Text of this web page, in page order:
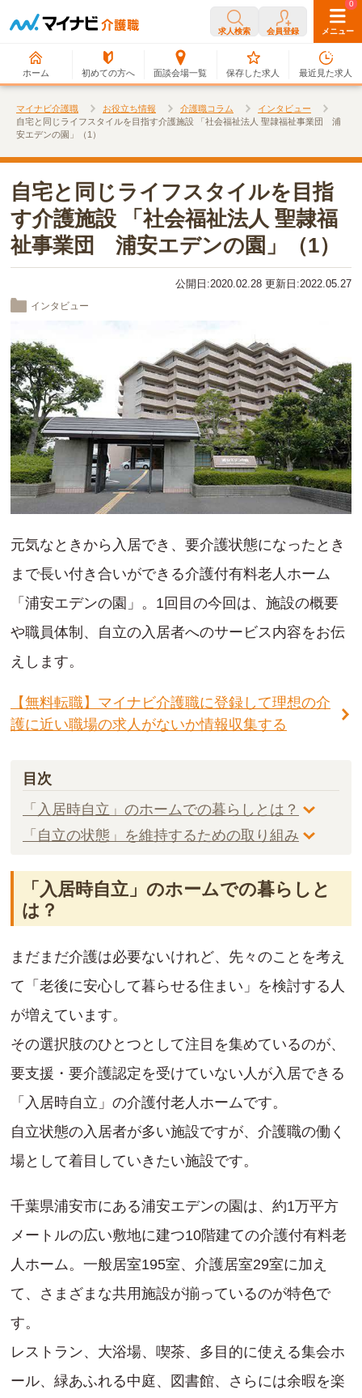
求人検索 会員登録 メニュー
ホーム 初めての方へ 面談会場一覧
0
保存した求人
0
最近見た求人
マイナビ介護職 お役立ち情報 介護職コラム
インタビュー
自宅と同じライフスタイルを目指す介護施設 「社会福祉法人 聖隷福祉事業団 浦
安エデンの園」（1）
自宅と同じライフスタイルを目指
す介護施設 「社会福祉法人 聖隷福
祉事業団 浦安エデンの園」（1）
公開日:2020.02.28 更新日:2022.05.27
インタビュー
元気なときから入居でき、要介護状態になったとき
まで長い付き合いができる介護付有料老人ホーム
「浦安エデンの園」。1回目の今回は、施設の概要
や職員体制、自立の入居者へのサービス内容をお伝
えします。
【無料転職】マイナビ介護職に登録して理想の介
護に近い職場の求人がないか情報収集する
目次
「入居時自立」のホームでの暮らしとは？
「自立の状態」を維持するための取り組み
「入居時自立」のホームでの暮らしと
は？
まだまだ介護は必要ないけれど、先々のことを考え
て「老後に安心して暮らせる住まい」を検討する人
が増えています。
その選択肢のひとつとして注目を集めているのが、
要支援・要介護認定を受けていない人が入居できる
「入居時自立」の介護付老人ホームです。
自立状態の入居者が多い施設ですが、介護職の働く
場として着目していきたい施設です。
千葉県浦安市にある浦安エデンの園は、約1万平方
メートルの広い敷地に建つ10階建ての介護付有料老
人ホーム。一般居室195室、介護居室29室に加え
て、さまざまな共用施設が揃っているのが特色で
す。
レストラン、大浴場、喫茶、多目的に使える集会ホ
ール、緑あふれる中庭、図書館、さらには余暇を楽